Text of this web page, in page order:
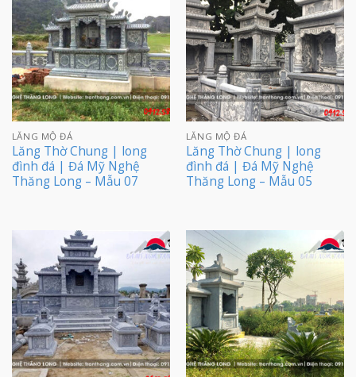
LĂNG MỘ ĐÁ
Lăng Thờ Chung | long
đình đá | Đá Mỹ Nghệ
Thăng Long – Mẫu 07
LĂNG MỘ ĐÁ
Lăng Thờ Chung | long
đình đá | Đá Mỹ Nghệ
Thăng Long – Mẫu 05